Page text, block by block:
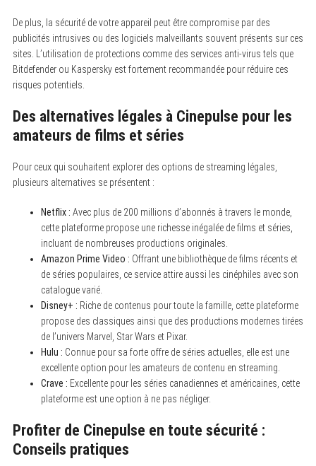
De plus, la sécurité de votre appareil peut être compromise par des
publicités intrusives ou des logiciels malveillants souvent présents sur ces
sites. L’utilisation de protections comme des services anti-virus tels que
Bitdefender ou Kaspersky est fortement recommandée pour réduire ces
risques potentiels.
Des alternatives légales à Cinepulse pour les
amateurs de films et séries
Pour ceux qui souhaitent explorer des options de streaming légales,
plusieurs alternatives se présentent :
Netflix : Avec plus de 200 millions d’abonnés à travers le monde,
cette plateforme propose une richesse inégalée de films et séries,
incluant de nombreuses productions originales.
Amazon Prime Video : Offrant une bibliothèque de films récents et
de séries populaires, ce service attire aussi les cinéphiles avec son
catalogue varié.
Disney+ : Riche de contenus pour toute la famille, cette plateforme
propose des classiques ainsi que des productions modernes tirées
de l’univers Marvel, Star Wars et Pixar.
Hulu : Connue pour sa forte offre de séries actuelles, elle est une
excellente option pour les amateurs de contenu en streaming.
Crave : Excellente pour les séries canadiennes et américaines, cette
plateforme est une option à ne pas négliger.
Profiter de Cinepulse en toute sécurité :
Conseils pratiques